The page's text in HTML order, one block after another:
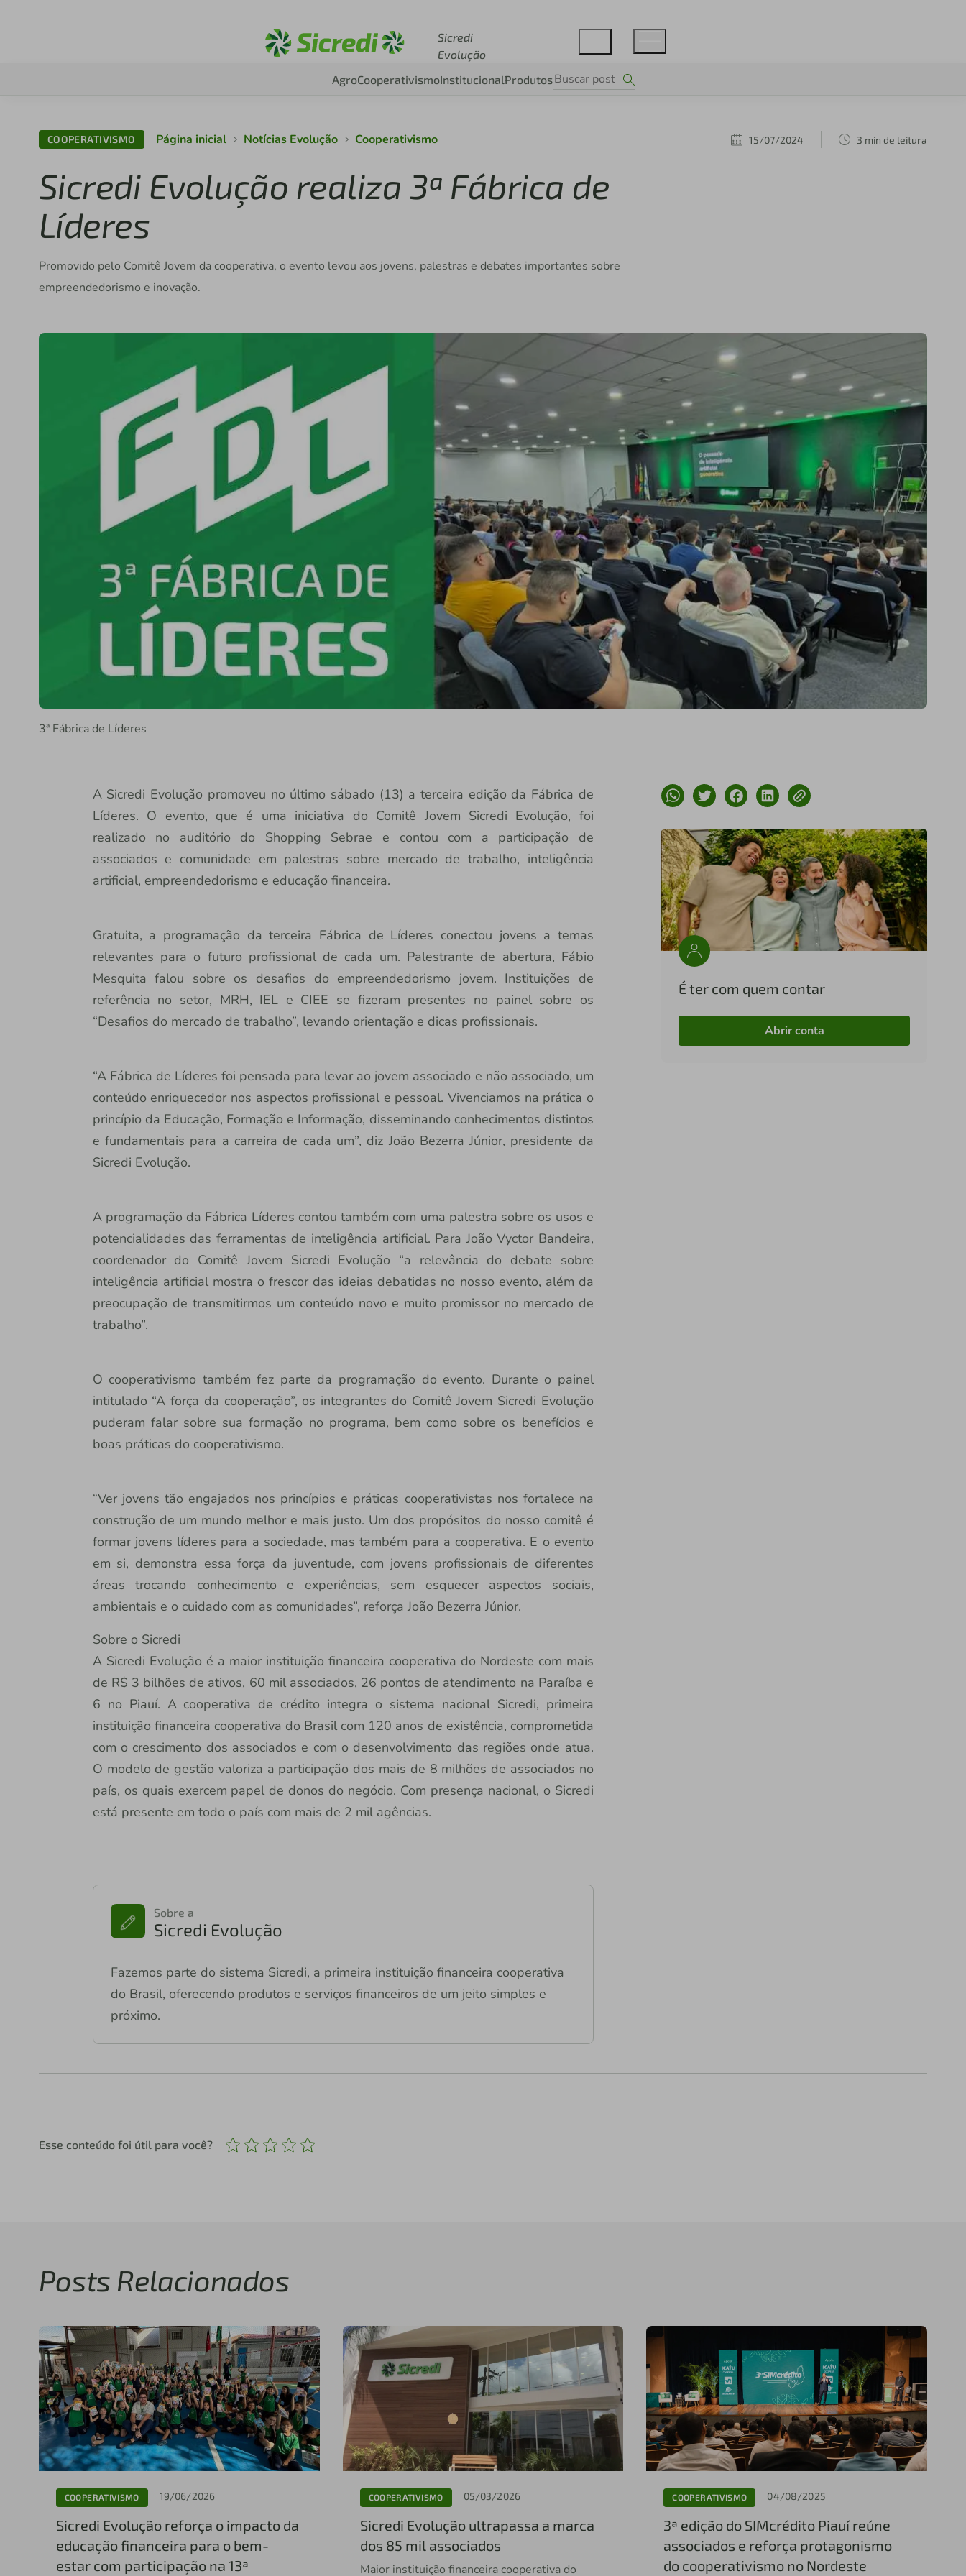
Sicredi
Evolução
AgroCooperativismoInstitucionalProdutos
COOPERATIVISMO Página inicial Notícias Evolução Cooperativismo 15/07/2024 3 min de leitura
Sicredi Evolução realiza 3ª Fábrica de
Líderes
Promovido pelo Comitê Jovem da cooperativa, o evento levou aos jovens, palestras e debates importantes sobre
empreendedorismo e inovação.
3ª Fábrica de Líderes
A Sicredi Evolução promoveu no último sábado (13) a terceira edição da Fábrica de
Líderes. O evento, que é uma iniciativa do Comitê Jovem Sicredi Evolução, foi
realizado no auditório do Shopping Sebrae e contou com a participação de
associados e comunidade em palestras sobre mercado de trabalho, inteligência
artificial, empreendedorismo e educação financeira.
Gratuita, a programação da terceira Fábrica de Líderes conectou jovens a temas
relevantes para o futuro profissional de cada um. Palestrante de abertura, Fábio
Mesquita falou sobre os desafios do empreendedorismo jovem. Instituições de
referência no setor, MRH, IEL e CIEE se fizeram presentes no painel sobre os
“Desafios do mercado de trabalho”, levando orientação e dicas profissionais.
“A Fábrica de Líderes foi pensada para levar ao jovem associado e não associado, um
conteúdo enriquecedor nos aspectos profissional e pessoal. Vivenciamos na prática o
princípio da Educação, Formação e Informação, disseminando conhecimentos distintos
e fundamentais para a carreira de cada um”, diz João Bezerra Júnior, presidente da
Sicredi Evolução.
A programação da Fábrica Líderes contou também com uma palestra sobre os usos e
potencialidades das ferramentas de inteligência artificial. Para João Vyctor Bandeira,
coordenador do Comitê Jovem Sicredi Evolução “a relevância do debate sobre
inteligência artificial mostra o frescor das ideias debatidas no nosso evento, além da
preocupação de transmitirmos um conteúdo novo e muito promissor no mercado de
trabalho”.
O cooperativismo também fez parte da programação do evento. Durante o painel
intitulado “A força da cooperação”, os integrantes do Comitê Jovem Sicredi Evolução
puderam falar sobre sua formação no programa, bem como sobre os benefícios e
boas práticas do cooperativismo.
“Ver jovens tão engajados nos princípios e práticas cooperativistas nos fortalece na
construção de um mundo melhor e mais justo. Um dos propósitos do nosso comitê é
formar jovens líderes para a sociedade, mas também para a cooperativa. E o evento
em si, demonstra essa força da juventude, com jovens profissionais de diferentes
áreas trocando conhecimento e experiências, sem esquecer aspectos sociais,
ambientais e o cuidado com as comunidades”, reforça João Bezerra Júnior.
Sobre o Sicredi
A Sicredi Evolução é a maior instituição financeira cooperativa do Nordeste com mais
de R$ 3 bilhões de ativos, 60 mil associados, 26 pontos de atendimento na Paraíba e
6 no Piauí. A cooperativa de crédito integra o sistema nacional Sicredi, primeira
instituição financeira cooperativa do Brasil com 120 anos de existência, comprometida
com o crescimento dos associados e com o desenvolvimento das regiões onde atua.
O modelo de gestão valoriza a participação dos mais de 8 milhões de associados no
país, os quais exercem papel de donos do negócio. Com presença nacional, o Sicredi
está presente em todo o país com mais de 2 mil agências.
Sobre a
Sicredi Evolução
Fazemos parte do sistema Sicredi, a primeira instituição financeira cooperativa
do Brasil, oferecendo produtos e serviços financeiros de um jeito simples e
próximo.
É ter com quem contar
Abrir conta
Esse conteúdo foi útil para você?
Posts Relacionados
COOPERATIVISMO 19/06/2026
Sicredi Evolução reforça o impacto da
educação financeira para o bem-
estar com participação na 13ª
COOPERATIVISMO 05/03/2026
Sicredi Evolução ultrapassa a marca
dos 85 mil associados
Maior instituição financeira cooperativa do
COOPERATIVISMO 04/08/2025
3ª edição do SIMcrédito Piauí reúne
associados e reforça protagonismo
do cooperativismo no Nordeste